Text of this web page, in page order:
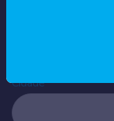
Cidade*